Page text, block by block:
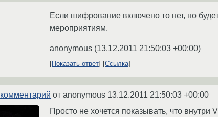
Если шифрование включено то нет, но
мероприятиям.
anonymous (13.12.2011 21:50:03 +00:00)
Показать ответ Ссылка
комментарий от anonymous 13.12.2011 21:50:03 +00:00
Просто не хочется показывать, что